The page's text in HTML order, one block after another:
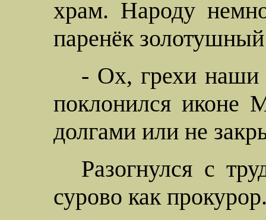
храм. Народу
паренёк
- Ох, грехи наши
поклонился иконе
долгами или не
Разогнулся с
сурово как